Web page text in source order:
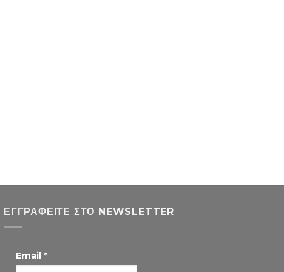
ΕΓΓΡΑΦΕΊΤΕ ΣΤΟ NEWSLETTER
Email *